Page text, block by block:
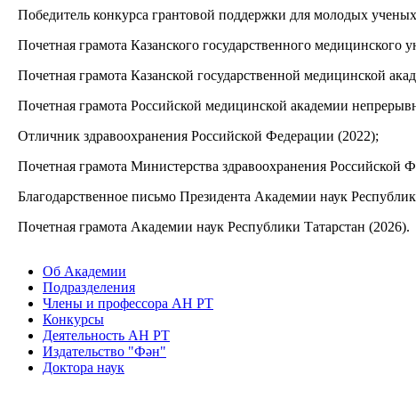
Победитель конкурса грантовой поддержки для молодых
Почетная грамота Казанского государственного медицинского
Почетная грамота Казанской государственной медицинской
Почетная грамота Российской медицинской академии
Отличник здравоохранения Российской Федерации (2022);
Почетная грамота Министерства здравоохранения Российской
Благодарственное письмо Президента Академии наук
Почетная грамота Академии наук Республики Татарстан (2026).
Об Академии
Подразделения
Члены и профессора АН РТ
Конкурсы
Деятельность АН РТ
Издательство "Фән"
Доктора наук